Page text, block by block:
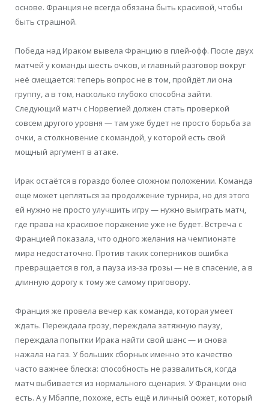
основе. Франция не всегда обязана быть красивой, чтобы
быть страшной.
Победа над Ираком вывела Францию в плей-офф. После двух
матчей у команды шесть очков, и главный разговор вокруг
неё смещается: теперь вопрос не в том, пройдёт ли она
группу, а в том, насколько глубоко способна зайти.
Следующий матч с Норвегией должен стать проверкой
совсем другого уровня — там уже будет не просто борьба за
очки, а столкновение с командой, у которой есть свой
мощный аргумент в атаке.
Ирак остаётся в гораздо более сложном положении. Команда
ещё может цепляться за продолжение турнира, но для этого
ей нужно не просто улучшить игру — нужно выиграть матч,
где права на красивое поражение уже не будет. Встреча с
Францией показала, что одного желания на чемпионате
мира недостаточно. Против таких соперников ошибка
превращается в гол, а пауза из-за грозы — не в спасение, а в
длинную дорогу к тому же самому приговору.
Франция же провела вечер как команда, которая умеет
ждать. Переждала грозу, переждала затяжную паузу,
переждала попытки Ирака найти свой шанс — и снова
нажала на газ. У больших сборных именно это качество
часто важнее блеска: способность не развалиться, когда
матч выбивается из нормального сценария. У Франции оно
есть. А у Мбаппе, похоже, есть ещё и личный сюжет, который